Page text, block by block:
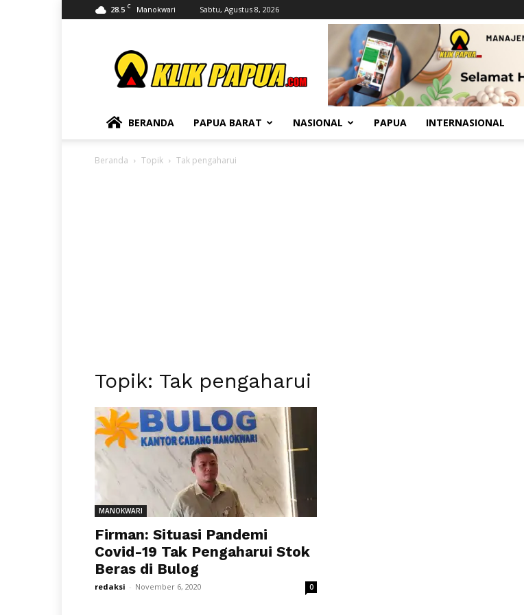
28.5 C Manokwari Sabtu, Agustus 8, 2026
BERANDA PAPUA BARAT NASIONAL PAPUA INTERNASIONAL
Beranda Topik Tak pengaharui
Topik: Tak pengaharui
MANOKWARI
Firman: Situasi Pandemi
Covid-19 Tak Pengaharui Stok
Beras di Bulog
redaksi - November 6, 2020 0